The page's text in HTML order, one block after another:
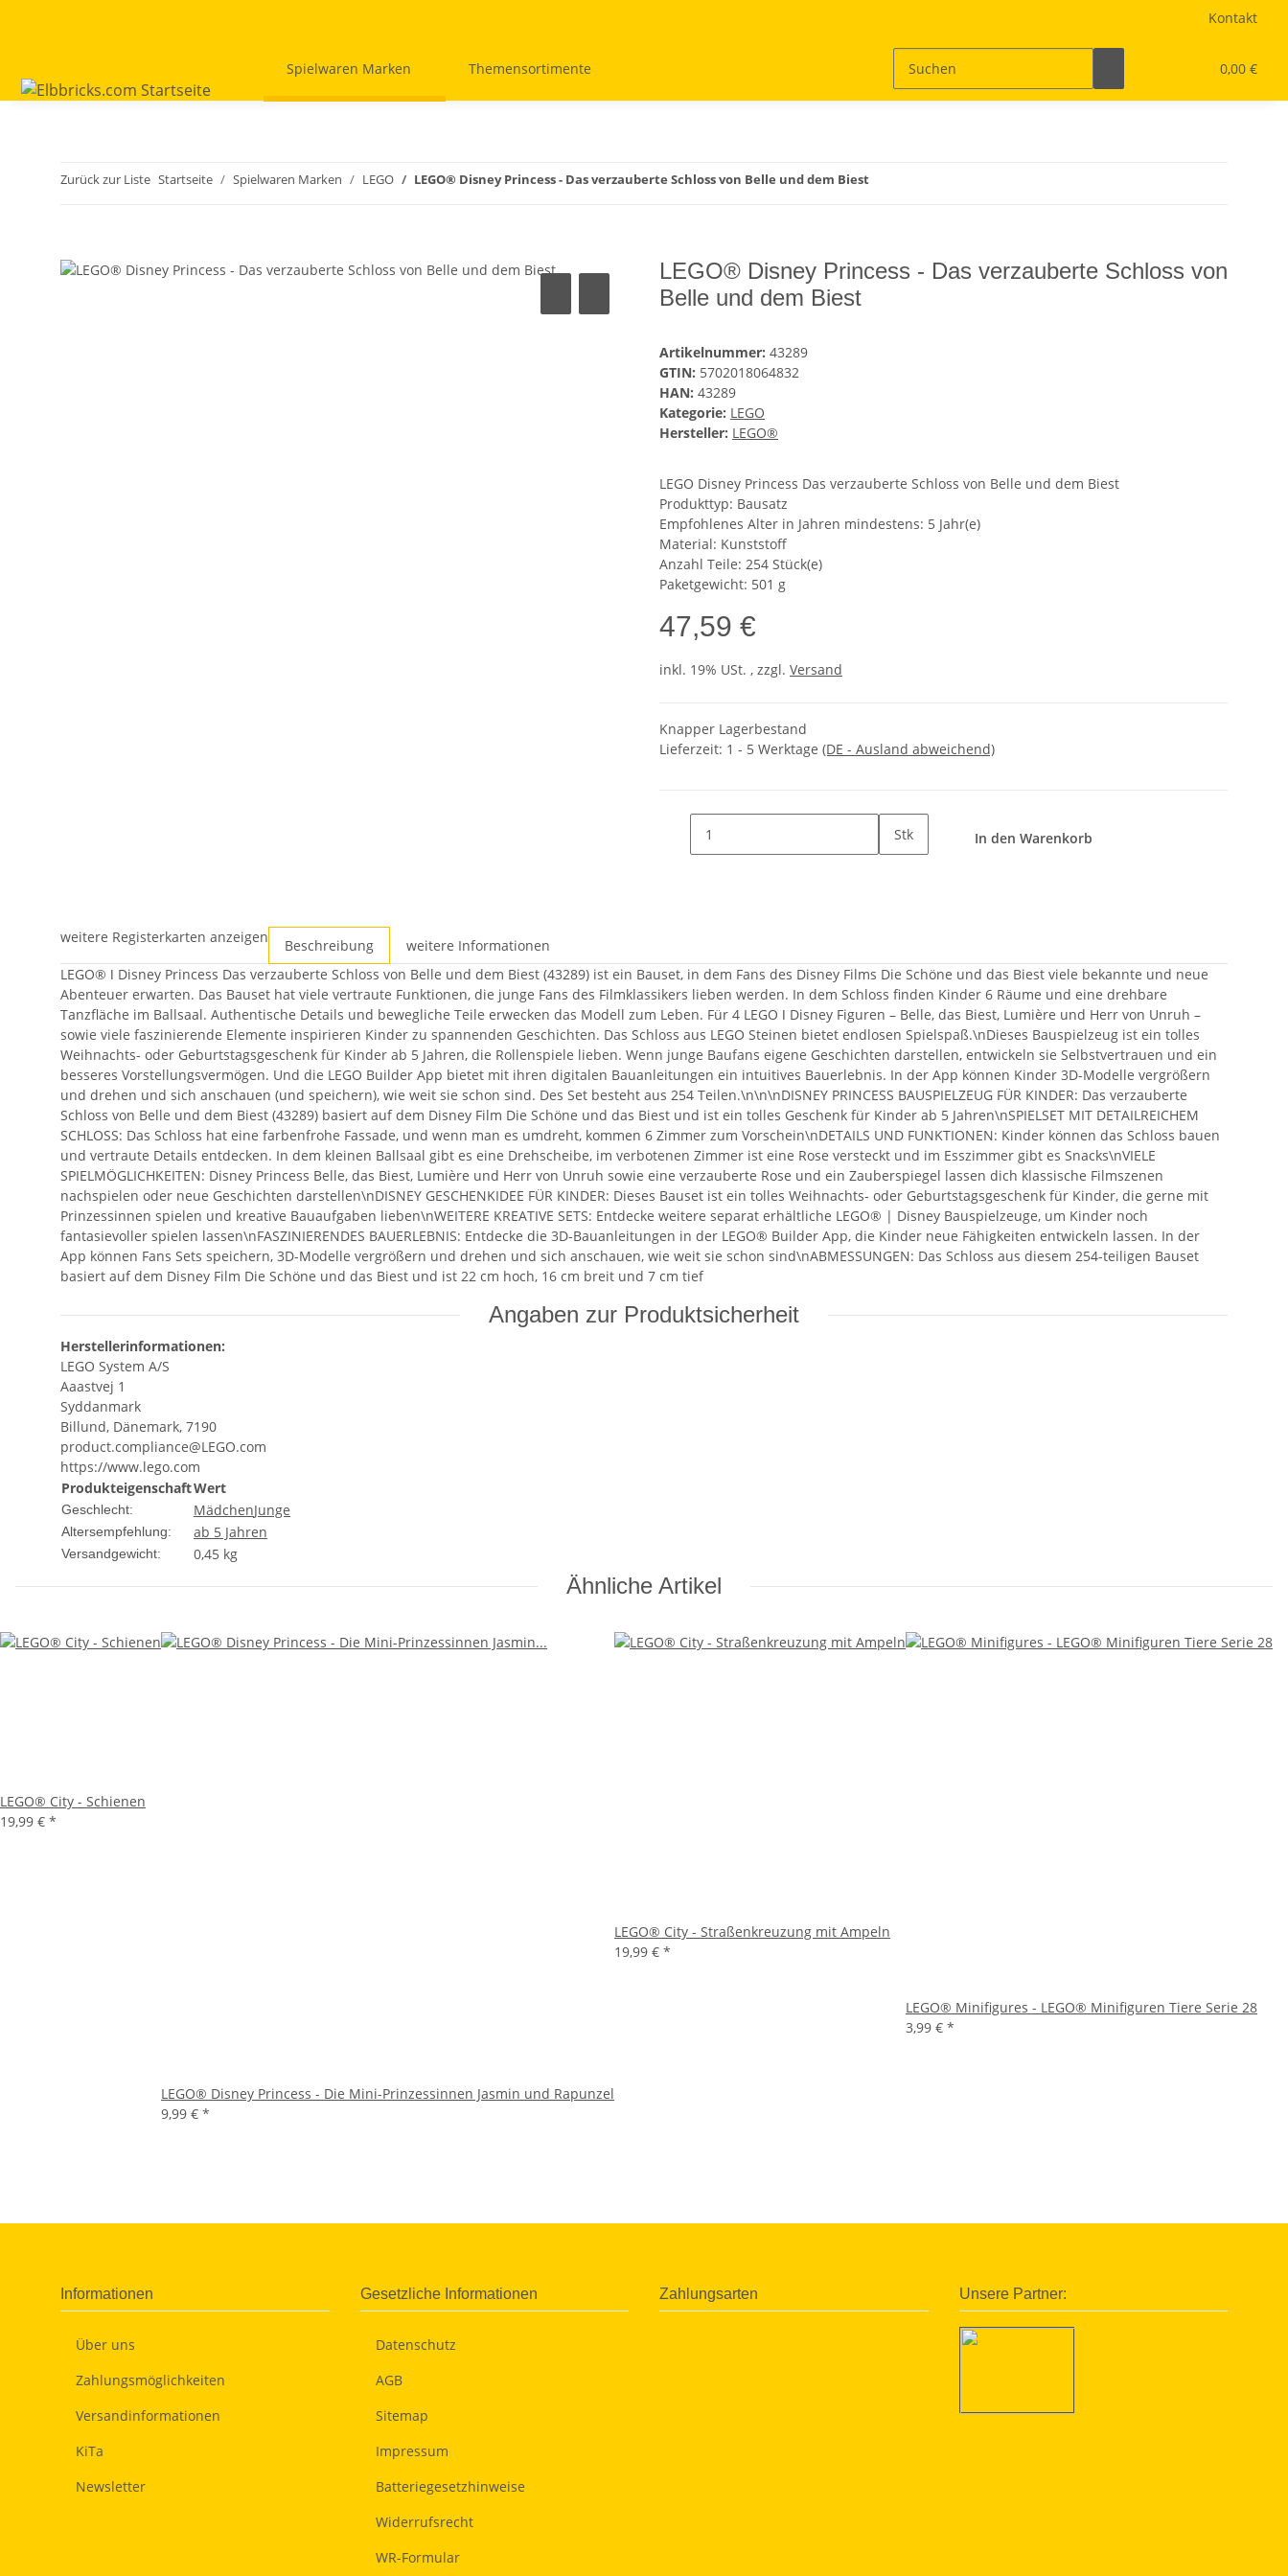
Kontakt
0,00 €
Spielwaren Marken Themensortimente
Zurück zur Liste Startseite Spielwaren Marken LEGO LEGO® Disney Princess - Das verzauberte Schloss von Belle und dem Biest
LEGO® Disney Princess - Das verzauberte Schloss von
Belle und dem Biest
Artikelnummer: 43289
GTIN: 5702018064832
HAN: 43289
Kategorie: LEGO
Hersteller: LEGO®
LEGO Disney Princess Das verzauberte Schloss von Belle und dem Biest
Produkttyp: Bausatz
Empfohlenes Alter in Jahren mindestens: 5 Jahr(e)
Material: Kunststoff
Anzahl Teile: 254 Stück(e)
Paketgewicht: 501 g
47,59 €
inkl. 19% USt. , zzgl. Versand
Knapper Lagerbestand
Lieferzeit: 1 - 5 Werktage (DE - Ausland abweichend)
Stk In den Warenkorb
weitere Registerkarten anzeigen Beschreibung
weitere Informationen
LEGO® ǀ Disney Princess Das verzauberte Schloss von Belle und dem Biest (43289) ist ein Bauset, in dem Fans des Disney Films Die Schöne und das Biest viele bekannte und neue
Abenteuer erwarten. Das Bauset hat viele vertraute Funktionen, die junge Fans des Filmklassikers lieben werden. In dem Schloss finden Kinder 6 Räume und eine drehbare
Tanzfläche im Ballsaal. Authentische Details und bewegliche Teile erwecken das Modell zum Leben. Für 4 LEGO ǀ Disney Figuren – Belle, das Biest, Lumière und Herr von Unruh –
sowie viele faszinierende Elemente inspirieren Kinder zu spannenden Geschichten. Das Schloss aus LEGO Steinen bietet endlosen Spielspaß.\nDieses Bauspielzeug ist ein tolles
Weihnachts- oder Geburtstagsgeschenk für Kinder ab 5 Jahren, die Rollenspiele lieben. Wenn junge Baufans eigene Geschichten darstellen, entwickeln sie Selbstvertrauen und ein
besseres Vorstellungsvermögen. Und die LEGO Builder App bietet mit ihren digitalen Bauanleitungen ein intuitives Bauerlebnis. In der App können Kinder 3D-Modelle vergrößern
und drehen und sich anschauen (und speichern), wie weit sie schon sind. Des Set besteht aus 254 Teilen.\n\n\nDISNEY PRINCESS BAUSPIELZEUG FÜR KINDER: Das verzauberte
Schloss von Belle und dem Biest (43289) basiert auf dem Disney Film Die Schöne und das Biest und ist ein tolles Geschenk für Kinder ab 5 Jahren\nSPIELSET MIT DETAILREICHEM
SCHLOSS: Das Schloss hat eine farbenfrohe Fassade, und wenn man es umdreht, kommen 6 Zimmer zum Vorschein\nDETAILS UND FUNKTIONEN: Kinder können das Schloss bauen
und vertraute Details entdecken. In dem kleinen Ballsaal gibt es eine Drehscheibe, im verbotenen Zimmer ist eine Rose versteckt und im Esszimmer gibt es Snacks\nVIELE
SPIELMÖGLICHKEITEN: Disney Princess Belle, das Biest, Lumière und Herr von Unruh sowie eine verzauberte Rose und ein Zauberspiegel lassen dich klassische Filmszenen
nachspielen oder neue Geschichten darstellen\nDISNEY GESCHENKIDEE FÜR KINDER: Dieses Bauset ist ein tolles Weihnachts- oder Geburtstagsgeschenk für Kinder, die gerne mit
Prinzessinnen spielen und kreative Bauaufgaben lieben\nWEITERE KREATIVE SETS: Entdecke weitere separat erhältliche LEGO® | Disney Bauspielzeuge, um Kinder noch
fantasievoller spielen lassen\nFASZINIERENDES BAUERLEBNIS: Entdecke die 3D-Bauanleitungen in der LEGO® Builder App, die Kinder neue Fähigkeiten entwickeln lassen. In der
App können Fans Sets speichern, 3D-Modelle vergrößern und drehen und sich anschauen, wie weit sie schon sind\nABMESSUNGEN: Das Schloss aus diesem 254-teiligen Bauset
basiert auf dem Disney Film Die Schöne und das Biest und ist 22 cm hoch, 16 cm breit und 7 cm tief
Angaben zur Produktsicherheit
Herstellerinformationen:
LEGO System A/S
Aaastvej 1
Syddanmark
Billund, Dänemark, 7190
product.compliance@LEGO.com
https://www.lego.com
ProdukteigenschaftWert
Geschlecht: MädchenJunge
Altersempfehlung: ab 5 Jahren
Versandgewicht: 0,45 kg
Ähnliche Artikel
LEGO® City - Schienen
19,99 € *
LEGO® Disney Princess - Die Mini-Prinzessinnen Jasmin und Rapunzel
9,99 € *
LEGO® City - Straßenkreuzung mit Ampeln
19,99 € *
LEGO® Minifigures - LEGO® Minifiguren Tiere Serie 28
3,99 € *
Informationen
Über uns
Zahlungsmöglichkeiten
Versandinformationen
KiTa
Newsletter
Gesetzliche Informationen
Datenschutz
AGB
Sitemap
Impressum
Batteriegesetzhinweise
Widerrufsrecht
WR-Formular
Zahlungsarten Unsere Partner: